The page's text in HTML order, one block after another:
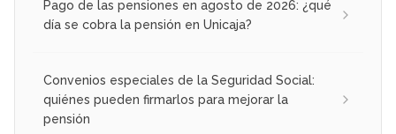
Pago de las pensiones en agosto de 2026: ¿qué
día se cobra la pensión en Unicaja?
Convenios especiales de la Seguridad Social:
quiénes pueden firmarlos para mejorar la
pensión